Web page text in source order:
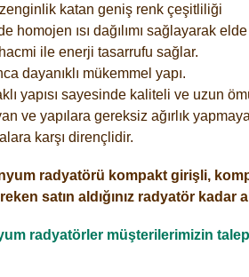
katan geniş renk çeşitliliği
homojen ısı dağılımı sağlayarak
ile enerji tasarrufu sağlar.
dayanıklı mükemmel yapı.
yapısı sayesinde kaliteli ve uzun
ve yapılara gereksiz ağırlık
karşı dirençlidir.
radyatörü kompakt girişli,
satın aldığınız radyatör kadar
radyatörler müşterilerimizin